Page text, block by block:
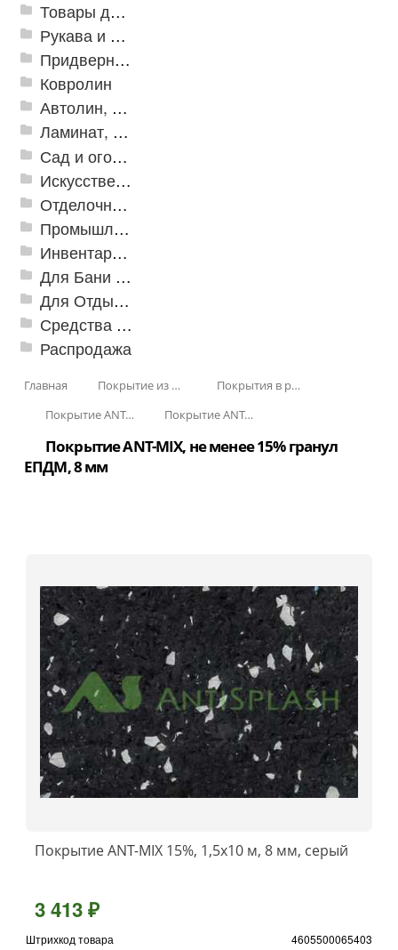
Товары для дома
Рукава и шланги промышленные
Придверные решетки
Ковролин
Автолин, Транслин, Линолеум
Ламинат, Кварцвиниловая плитка SPC
Сад и огород
Искусственная трава
Отделочные профили
Промышленный текстиль
Инвентарь для клининга
Для Бани и Сауны
Для Отдыха и Пикника
Средства от насекомых и садовых вредителей
Распродажа
Главная Покрытие из резиновой крошки
Покрытия в рулонах
Покрытие ANT-MIX
Покрытие ANT-MIX, не менее 15% гранул ЕПДМ
Покрытие ANT-MIX, не менее 15% гранул
ЕПДМ, 8 мм
Покрытие ANT-MIX 15%, 1,5x10 м, 8 мм, серый
3 413 ₽
Штрихкод товара 4605500065403